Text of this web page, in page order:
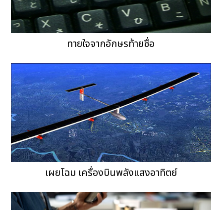
ทายใจจากอักษรท้ายชื่อ
เผยโฉม เครื่องบินพลังแสงอาทิตย์